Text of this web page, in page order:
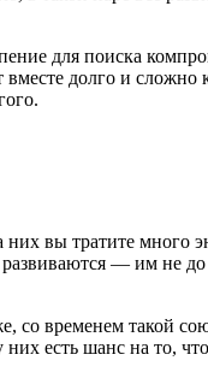
для поиска
долго и сложно
вы тратите много
— им не
временем такой
них есть шанс на то,